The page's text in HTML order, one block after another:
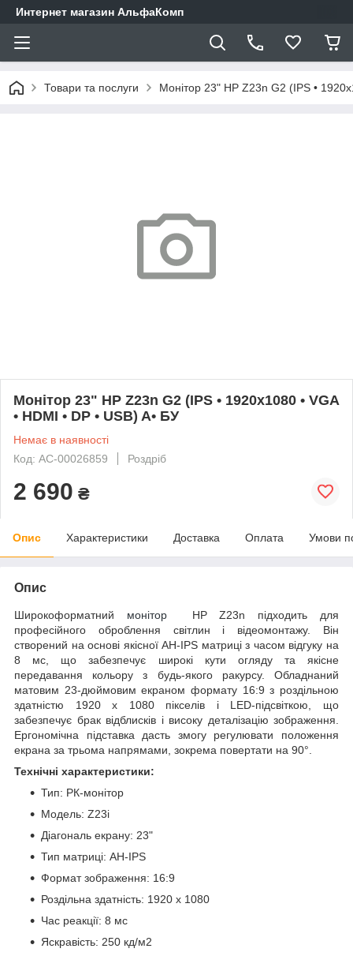
Интернет магазин АльфаКомп
Товари та послуги Монітор 23" HP Z23n G2 (IPS •
Монітор 23" HP Z23n G2 (IPS • 1920x1080 • VGA
• HDMI • DP • USB) A• БУ
Немає в наявності
Код: AC-00026859
Роздріб
2 690 ₴
Опис Характеристики Доставка Оплата Умови
Опис
Широкоформатний моніторHP Z23n підходить для
професійного оброблення світлин і відеомонтажу. Він
створений на основі якісної AH-IPS матриці з часом відгуку на
8 мс, що забезпечує широкі кути огляду та якісне
передавання кольору з будь-якого ракурсу. Обладнаний
матовим 23-дюймовим екраном формату 16:9 з роздільною
здатністю 1920 x 1080 пікселів і LED-підсвіткою, що
забезпечує брак відблисків і високу деталізацію зображення.
Ергономічна підставка дасть змогу регулювати положення
екрана за трьома напрямами, зокрема повертати на 90°.
Технічні характеристики:
Тип: РК-монітор
Модель: Z23i
Діагональ екрану: 23"
Тип матриці: AH-IPS
Формат зображення: 16:9
Роздільна здатність: 1920 х 1080
Час реакції: 8 мс
Яскравість: 250 кд/м2